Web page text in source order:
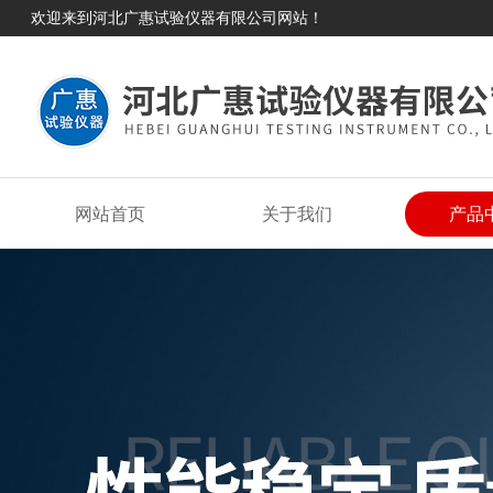
欢迎来到河北广惠试验仪器有限公司网站！
网站首页 关于我们 产品